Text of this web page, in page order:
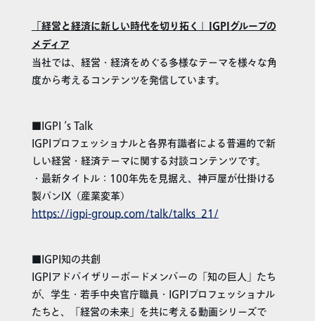
「経営と経済に新しい時代を切り拓く」IGPIグループの
メディア
当社では、経営・経済をめぐる多様なテーマを様々な角
度から考えるコンテンツを発信しています。
■IGPI ‘s Talk
IGPIプロフェッショナルと各界有識者による普遍的で新
しい経営・経済テーマに関する対談コンテンツです。
・最新タイトル：100年先を見据え、神戸屋が仕掛ける
製パンIX（産業変革）
https://igpi-group.com/talk/talks_21/
■IGPI知の共創
IGPIアドバイザリーボードメンバーの「知の巨人」たち
が、学生・若手中央官庁職員・IGPIプロフェッショナル
たちと、「経営の未来」を共に考える動画シリーズで